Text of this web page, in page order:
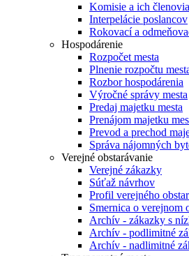
Komisie a ich členovia
Interpelácie poslancov
Rokovací a
Hospodárenie
Rozpočet mesta
Plnenie rozpočtu
Rozbor hospodárenia
Výročné správy mesta
Predaj majetku mesta
Prenájom majetku
Prevod a prechod
Správa nájomných
Verejné obstarávanie
Verejné zákazky
Súťaž návrhov
Profil verejného
Smernica o verejnom
Archív - zákazky s
Archív - podlimitné
Archív - nadlimitné